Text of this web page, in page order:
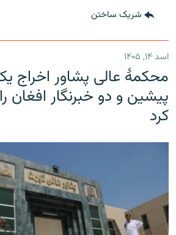
شریک ساختن
اسد ۱۴, ۱۴۰۵
محکمۀ عالی پشاور اخراج
پیشین و دو خبرنگار افغان
کرد